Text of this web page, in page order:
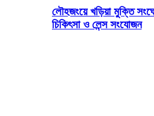
লৌহজংয়ে খড়িয়া মুক্তি
চিকিৎসা ও লেন্স সংযোজন